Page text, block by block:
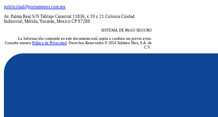
publicidad@portamenus.com.mx
Av. Palma Real S/N Tablaje Catastral 11836, x 19 y 21 Colonia Ciudad
Industrial, Mérida, Yucatán, Mexico CP 97288.
SISTEMA DE PAGO SEGURO
La Información contenida en este documento está sujeta a cambios sin previo aviso.
Consulta nuestra Política de Privacidad. Derechos Reservados © 2024 Sublitex Mex, S.A. de
C.V.